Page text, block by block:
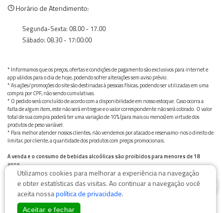
Horário de Atendimento:
Segunda-Sexta: 08.00 - 17.00
Sábado: 08.30 - 17:00:00
* Informamos que os preços, ofertas e condições de pagamento são exclusivos para internet e
app válidos para o dia de hoje, podendo sofrer alterações sem aviso prévio.
* As ações/promoções do site são destinadas à pessoas físicas, podendo ser utilizadas em uma
compra por CPF, não sendo cumulativas.
* O pedido será concluído de acordo com a disponibilidade em nosso estoque. Caso ocorra a
falta de algum item, este não será entregue e o valor correspondente não será cobrado. O valor
total de sua compra poderá ter uma variação de 10% (para mais ou menos) em virtude dos
produtos de peso variável.
* Para melhor atender nossos clientes, não vendemos por atacado e reservamo-nos o direito de
limitar, por cliente, a quantidade dos produtos com preços promocionais.
A venda e o consumo de bebidas alcoólicas são proibidos para menores de 18
anos.
Bebida alcoólica pode causar dependência química e, em excesso, provoca graves males à saúde.
Beba com moderação
Utilizamos cookies para melhorar a experiência na navegação
e obter estatísticas das visitas. Ao continuar a navegação você
aceita nossapolítica de privacidade.
Aceitar e fechar